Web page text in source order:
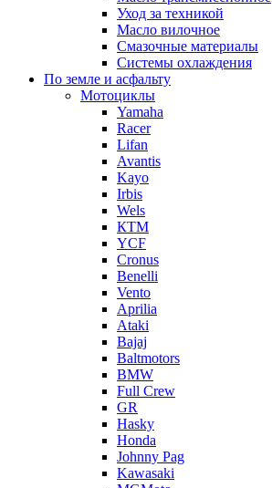
Уход за техникой
Масло вилочное
Смазочные материалы
Системы охлаждения
По земле и асфальту
Мотоциклы
Yamaha
Racer
Lifan
Avantis
Kayo
Irbis
Wels
КТМ
YCF
Cronus
Benelli
Vento
Aprilia
Ataki
Bajaj
Baltmotors
BMW
Full Crew
GR
Hasky
Honda
Johnny Pag
Kawasaki